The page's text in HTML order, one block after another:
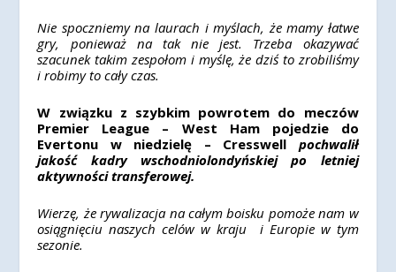
Nie spoczniemy na laurach i myślach, że mamy łatwe
gry, ponieważ na tak nie jest. Trzeba okazywać
szacunek takim zespołom i myślę, że dziś to zrobiliśmy
i robimy to cały czas.
W związku z szybkim powrotem do meczów
Premier League – West Ham pojedzie do
Evertonu w niedzielę – Cresswell pochwalił
jakość kadry wschodniolondyńskiej po letniej
aktywności transferowej.
Wierzę, że rywalizacja na całym boisku pomoże nam w
osiągnięciu naszych celów w kraju i Europie w tym
sezonie.